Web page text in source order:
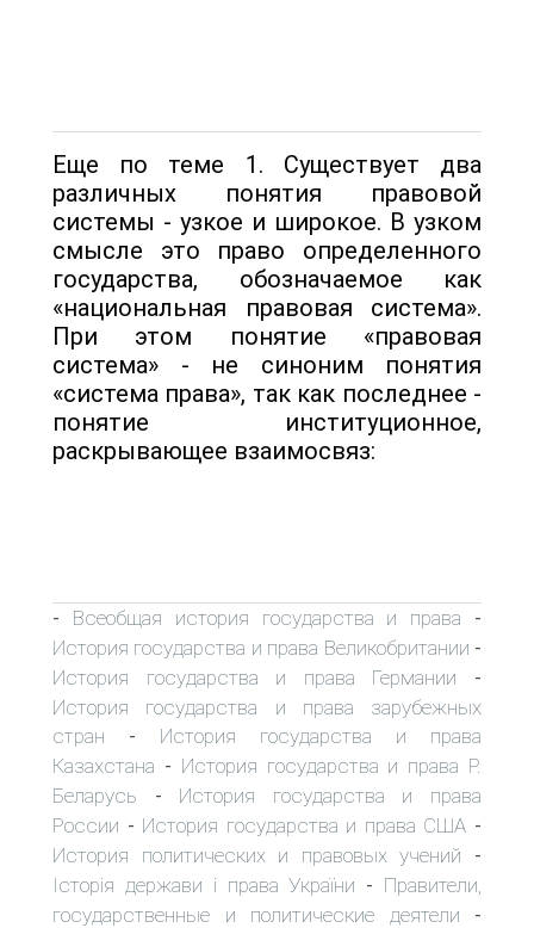
Еще по теме 1. Существует два
различных понятия правовой
системы - узкое и широкое. В уз­ком
смысле это право определенного
государства, обозначаемое как
«национальная правовая система».
При этом понятие «правовая
система» - не синоним понятия
«сис­тема права», так как последнее -
понятие институционное,
раскрывающее взаимосвяз:
- Всеобщая история государства и права -
История государства и права Великобритании -
История государства и права Германии -
История государства и права зарубежных
стран - История государства и права
Казахстана - История государства и права Р.
Беларусь - История государства и права
России - История государства и права США -
История политических и правовых учений -
Історія держави і права України - Правители,
государственные и политические деятели -